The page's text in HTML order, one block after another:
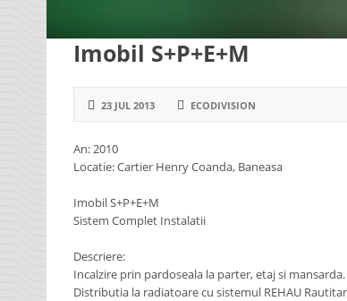
Imobil S+P+E+M
23 JUL 2013 ECODIVISION
An: 2010
Locatie: Cartier Henry Coanda, Baneasa
Imobil S+P+E+M
Sistem Complet Instalatii
Descriere:
Incalzire prin pardoseala la parter, etaj si
Distributia la radiatoare cu sistemul REHAU